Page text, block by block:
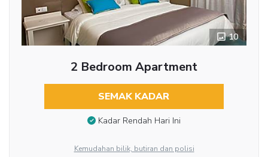
10
2 Bedroom Apartment
SEMAK KADAR
Kadar Rendah Hari Ini
Kemudahan bilik, butiran dan polisi